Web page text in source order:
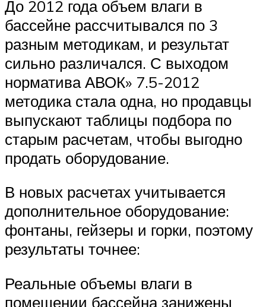
До 2012 года объем влаги в
бассейне рассчитывался по 3
разным методикам, и результат
сильно различался. С выходом
норматива АВОК» 7.5-2012
методика стала одна, но продавцы
выпускают таблицы подбора по
старым расчетам, чтобы выгодно
продать оборудование.
В новых расчетах учитывается
дополнительное оборудование:
фонтаны, гейзеры и горки, поэтому
результаты точнее:
Реальные объемы влаги в
помещении бассейна занижены